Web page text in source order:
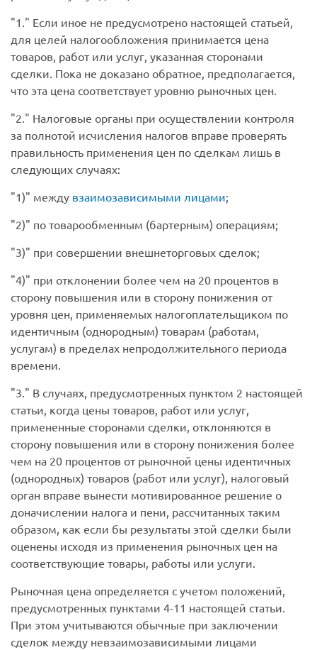
1.
Если иное не предусмотрено настоящей статьей,
для целей налогообложения принимается цена
товаров, работ или услуг, указанная сторонами
сделки. Пока не доказано обратное, предполагается,
что эта цена соответствует уровню рыночных цен.
2.
Налоговые органы при осуществлении контроля
за полнотой исчисления налогов вправе проверять
правильность применения цен по сделкам лишь в
следующих случаях:
1)
между взаимозависимыми лицами;
2)
по товарообменным (бартерным) операциям;
3)
при совершении внешнеторговых сделок;
4)
при отклонении более чем на 20 процентов в
сторону повышения или в сторону понижения от
уровня цен, применяемых налогоплательщиком по
идентичным (однородным) товарам (работам,
услугам) в пределах непродолжительного периода
времени.
3.
В случаях, предусмотренных пунктом 2 настоящей
статьи, когда цены товаров, работ или услуг,
примененные сторонами сделки, отклоняются в
сторону повышения или в сторону понижения более
чем на 20 процентов от рыночной цены идентичных
(однородных) товаров (работ или услуг), налоговый
орган вправе вынести мотивированное решение о
доначислении налога и пени, рассчитанных таким
образом, как если бы результаты этой сделки были
оценены исходя из применения рыночных цен на
соответствующие товары, работы или услуги.
Рыночная цена определяется с учетом положений,
предусмотренных пунктами 4-11 настоящей статьи.
При этом учитываются обычные при заключении
сделок между невзаимозависимыми лицами